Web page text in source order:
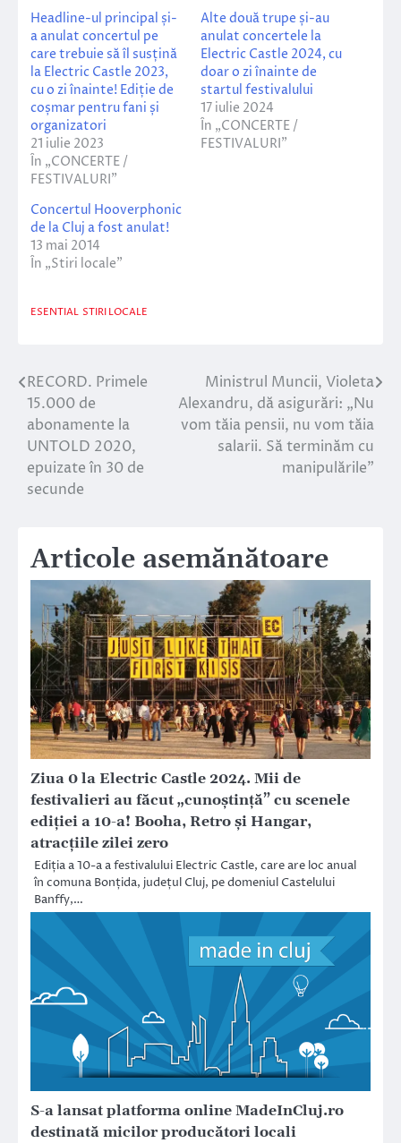
Headline-ul principal și-
a anulat concertul pe
care trebuie să îl susțină
la Electric Castle 2023,
cu o zi înainte! Ediție de
coșmar pentru fani și
organizatori
21 iulie 2023
În „CONCERTE /
FESTIVALURI”
Alte două trupe și-au
anulat concertele la
Electric Castle 2024, cu
doar o zi înainte de
startul festivalului
17 iulie 2024
În „CONCERTE /
FESTIVALURI”
Concertul Hooverphonic
de la Cluj a fost anulat!
13 mai 2014
În „Stiri locale”
ESENTIAL STIRI LOCALE
Navigare
în
articole
RECORD. Primele
15.000 de
abonamente la
UNTOLD 2020,
epuizate în 30 de
secunde
Ministrul Muncii, Violeta
Alexandru, dă asigurări: „Nu
vom tăia pensii, nu vom tăia
salarii. Să terminăm cu
manipulările”
Articole asemănătoare
Ziua 0 la Electric Castle 2024. Mii de
festivalieri au făcut „cunoștință” cu scenele
ediției a 10-a! Booha, Retro și Hangar,
atracțiile zilei zero
Ediția a 10-a a festivalului Electric Castle, care are loc anual
în comuna Bonțida, județul Cluj, pe domeniul Castelului
Banffy,…
S-a lansat platforma online MadeInCluj.ro
destinată micilor producători locali